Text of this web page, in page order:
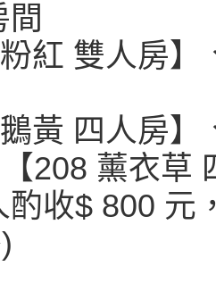
紅 雙人房】
黃 四人房】
208 薰衣草
收$ 800 元